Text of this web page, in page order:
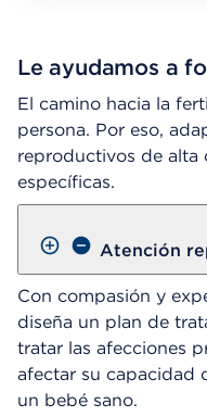
Le ayudamos a
El camino hacia la
persona. Por eso,
reproductivos de alta
específicas.
Atención
Con compasión y
diseña un plan de
tratar las afecciones
afectar su capacidad
un bebé sano.